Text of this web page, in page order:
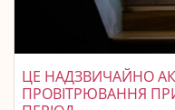
ЦЕ НАДЗВИЧАЙНО
ПРОВІТРЮВАННЯ